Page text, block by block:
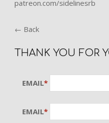
patreon.com/sidelinesrb
← Back
THANK YOU FOR
EMAIL*
EMAIL*